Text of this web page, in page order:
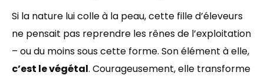
Si la nature lui colle à la peau, cette fille d’éleveurs
ne pensait pas reprendre les rênes de l’exploitation
– ou du moins sous cette forme. Son élément à elle,
c’est le végétal. Courageusement, elle transforme